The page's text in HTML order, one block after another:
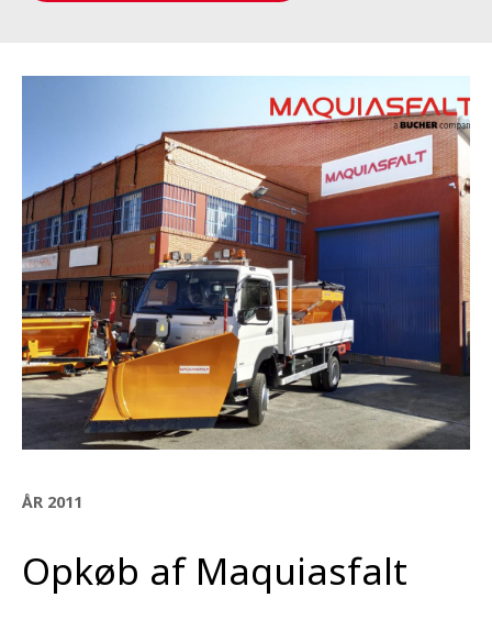
ÅR 2011
Opkøb af Maquiasfalt